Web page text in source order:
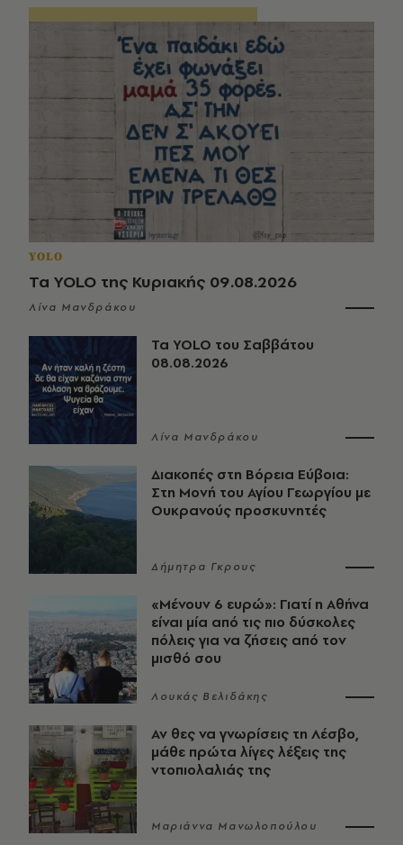
YOLO
Τα YOLO της Κυριακής 09.08.2026
Λίνα Μανδράκου
Τα YOLO του Σαββάτου
08.08.2026
Λίνα Μανδράκου
Διακοπές στη Βόρεια Εύβοια:
Στη Μονή του Αγίου Γεωργίου με
Ουκρανούς προσκυνητές
Δήμητρα Γκρους
«Μένουν 6 ευρώ»: Γιατί η Αθήνα
είναι μία από τις πιο δύσκολες
πόλεις για να ζήσεις από τον
μισθό σου
Λουκάς Βελιδάκης
Αν θες να γνωρίσεις τη Λέσβο,
μάθε πρώτα λίγες λέξεις της
ντοπιολαλιάς της
Μαριάννα Μανωλοπούλου